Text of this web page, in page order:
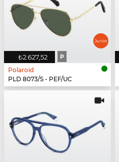
₺2.627,52 P
Polaroid
PLD 8073/S - PEF/UC